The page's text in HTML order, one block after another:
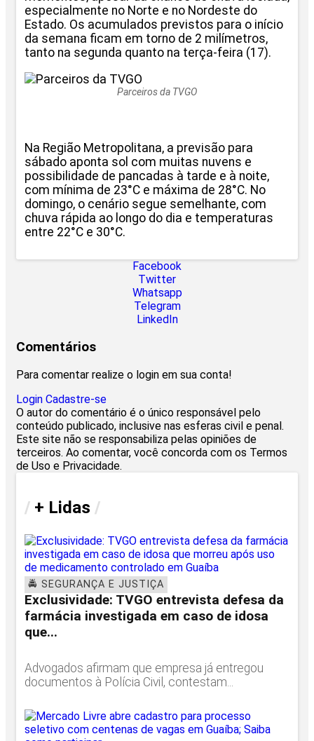
especialmente no Norte e no Nordeste do
Estado. Os acumulados previstos para o início
da semana ficam em torno de 2 milímetros,
tanto na segunda quanto na terça-feira (17).
Parceiros da TVGO
Na Região Metropolitana, a previsão para
sábado aponta sol com muitas nuvens e
possibilidade de pancadas à tarde e à noite,
com mínima de 23°C e máxima de 28°C. No
domingo, o cenário segue semelhante, com
chuva rápida ao longo do dia e temperaturas
entre 22°C e 30°C.
Facebook
Twitter
Whatsapp
Telegram
LinkedIn
Comentários
Para comentar realize o login em sua conta!
Login Cadastre-se
O autor do comentário é o único responsável pelo
conteúdo publicado, inclusive nas esferas civil e penal.
Este site não se responsabiliza pelas opiniões de
terceiros. Ao comentar, você concorda com os Termos
de Uso e Privacidade.
/ + Lidas /
🚔 SEGURANÇA E JUSTIÇA
Exclusividade: TVGO entrevista defesa da
farmácia investigada em caso de idosa
que...
Advogados afirmam que empresa já entregou
documentos à Polícia Civil, contestam...